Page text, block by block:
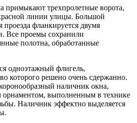
примыкают трехпролетные ворота,
линии улицы. Большой
фланкируется двумя
Все проемы сохранили
полотна, обработанные
одноэтажный флигель,
которого решено очень сдержанно.
наличник окна,
выполненным в технике
Наличник эффектно выделяется